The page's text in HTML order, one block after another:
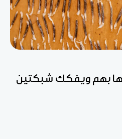
13 مشتبها بهم ويفكك شبكتين